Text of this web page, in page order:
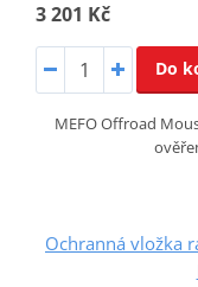
3 201 Kč
Do
MEFO Offroad
Ochranná vložka